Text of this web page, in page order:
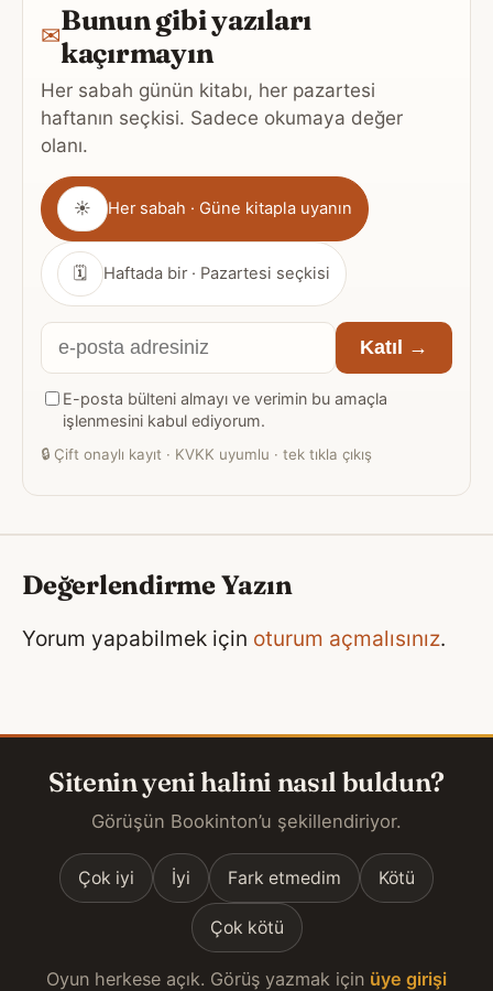
✉Bunun gibi yazıları
kaçırmayın
Her sabah günün kitabı, her pazartesi
haftanın seçkisi. Sadece okumaya değer
olanı.
Gönderim
sıklığı
☀ Her sabah · Güne kitapla uyanın
🗓 Haftada bir · Pazartesi seçkisi
E-
posta
adresiniz
Katıl →
E-posta bülteni almayı ve verimin bu amaçla
işlenmesini kabul ediyorum.
🔒 Çift onaylı kayıt · KVKK uyumlu · tek tıkla çıkış
Değerlendirme Yazın
Yorum yapabilmek için oturum açmalısınız.
Sitenin yeni halini nasıl buldun?
Görüşün Bookinton’u şekillendiriyor.
Çok iyi İyi Fark etmedim Kötü
Çok kötü
Oyun herkese açık. Görüş yazmak için üye girişi